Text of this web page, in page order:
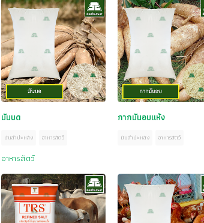
มันบด
มันสำปะหลัง อาหารสัตว์
กากมันอบแห้ง
มันสำปะหลัง อาหารสัตว์
อาหารสัตว์